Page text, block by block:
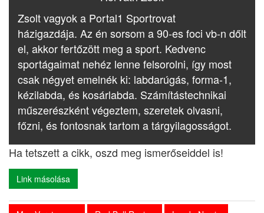
Zsolt vagyok a Portal1 Sportrovat
házigazdája. Az én sorsom a 90-es foci vb-n dőlt
el, akkor fertőzött meg a sport. Kedvenc
sportágaimat nehéz lenne felsorolni, így most
csak négyet emelnék ki: labdarúgás, forma-1,
kézilabda, és kosárlabda. Számítástechnikai
műszerészként végeztem, szeretek olvasni,
főzni, és fontosnak tartom a tárgyilagosságot.
Ha tetszett a cikk, oszd meg ismerőseiddel is!
Link másolása